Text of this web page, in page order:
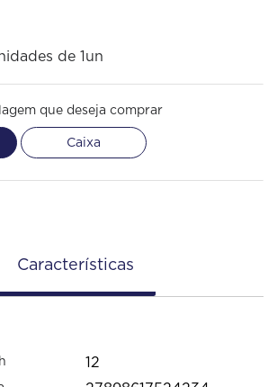
de 1un
que deseja comprar
Caixa
Características
12